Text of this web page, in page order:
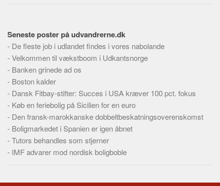
Kilder
Om
Webstedet
Forhistorien
Redigering
Tekstannoncer
Bannere
Hjælp
Seneste poster på udvandrerne.dk
- De fleste job i udlandet findes i vores nabolande
-Velkommen til vækstboom i Udkantsnorge
- Banken grinede ad os
- Boston kalder
- Dansk Fitbay-stifter: Succes i USA kræver 100 pct. fokus
- Køb en feriebolig på Sicilien for en euro
- Den fransk-marokkanske dobbeltbeskatningsoverenskomst
- Boligmarkedet i Spanien er igen åbnet
-Tutors behandles som stjerner
- IMF advarer mod nordisk boligboble